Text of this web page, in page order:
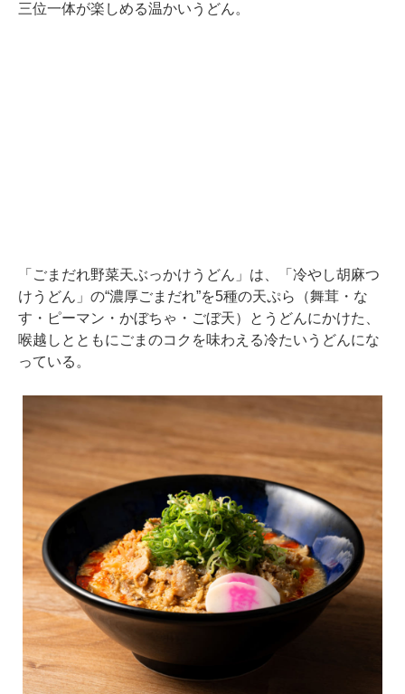
三位一体が楽しめる温かいうどん。
「ごまだれ野菜天ぶっかけうどん」は、「冷やし胡麻つ
けうどん」の“濃厚ごまだれ”を5種の天ぷら（舞茸・な
す・ピーマン・かぼちゃ・ごぼ天）とうどんにかけた、
喉越しとともにごまのコクを味わえる冷たいうどんにな
っている。